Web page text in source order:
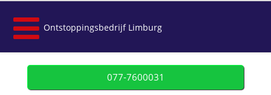
Ontstoppingsbedrijf Limburg
077-7600031